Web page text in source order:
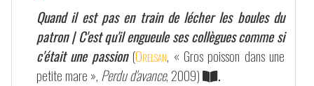
Quand il est pas en train de lécher les boules du
patron | C'est qu'il engueule ses collègues comme si
c'était une passion (Orelsan, « Gros poisson dans une
petite mare », Perdu d'avance, 2009) .